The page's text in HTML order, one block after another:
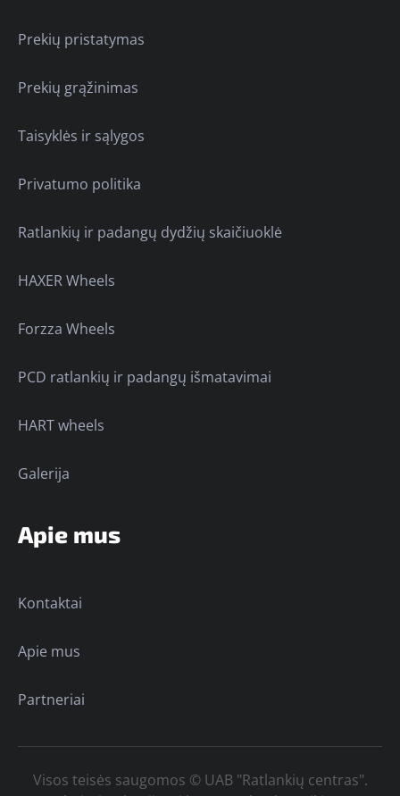
Prekių pristatymas
Prekių grąžinimas
Taisyklės ir sąlygos
Privatumo politika
Ratlankių ir padangų dydžių skaičiuoklė
HAXER Wheels
Forzza Wheels
PCD ratlankių ir padangų išmatavimai
HART wheels
Galerija
Apie mus
Kontaktai
Apie mus
Partneriai
Visos teisės saugomos © UAB "Ratlankių centras".